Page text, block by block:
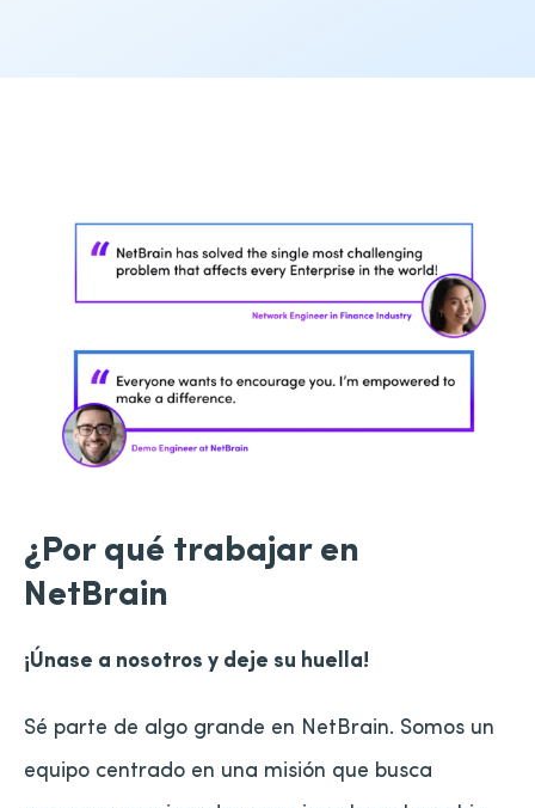
¿Por qué trabajar en
NetBrain
¡Únase a nosotros y deje su huella!
Sé parte de algo grande en NetBrain. Somos un
equipo centrado en una misión que busca